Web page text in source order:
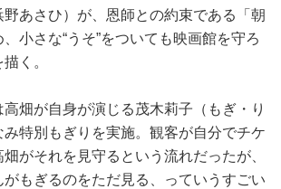
あさひ）が、恩師との約束である「朝
小さな“うそ”をついても映画館を守ろ
く。
畑が自身が演じる茂木莉子（もぎ・り
み特別もぎりを実施。観客が自分でチケ
がそれを見守るという流れだったが、
もぎるのをただ見る、っていうすごい